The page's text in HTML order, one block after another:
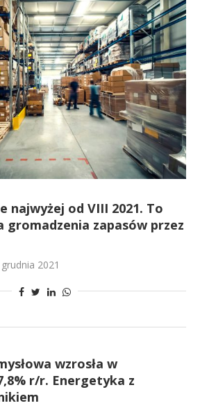
najwyżej od VIII 2021. To
gromadzenia zapasów przez
2021
wzrosła w
r/r. Energetyka z